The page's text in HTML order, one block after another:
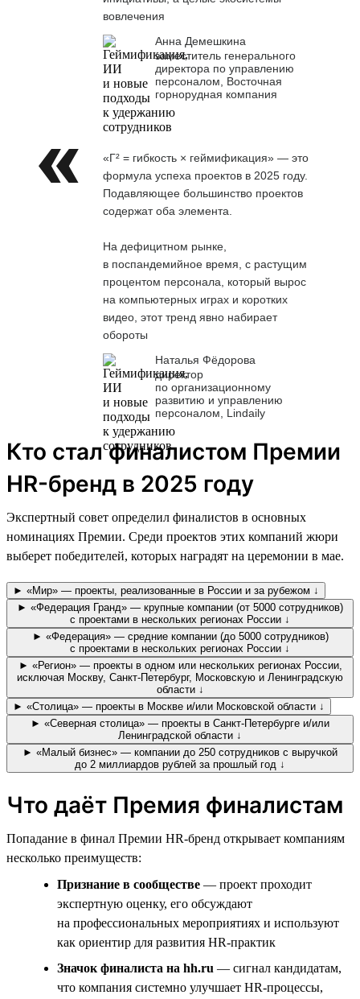
вовлечения
Анна Демешкина
заместитель генерального
директора по управлению
персоналом, Восточная
горнорудная компания
«Г² = гибкость × геймификация» — это
формула успеха проектов в 2025 году.
Подавляющее большинство проектов
содержат оба элемента.
На дефицитном рынке,
в поспандемийное время, с растущим
процентом персонала, который вырос
на компьютерных играх и коротких
видео, этот тренд явно набирает
обороты
Наталья Фёдорова
директор
по организационному
развитию и управлению
персоналом, Lindaily
Кто стал финалистом Премии
HR-бренд в 2025 году
Экспертный совет определил финалистов в основных
номинациях Премии. Среди проектов этих компаний жюри
выберет победителей, которых наградят на церемонии в мае.
► «Мир» — проекты, реализованные в России и за рубежом ↓
► «Федерация Гранд» — крупные компании (от 5000 сотрудников)
с проектами в нескольких регионах России ↓
► «Федерация» — средние компании (до 5000 сотрудников)
с проектами в нескольких регионах России ↓
► «Регион» — проекты в одном или нескольких регионах России,
исключая Москву, Санкт-Петербург, Московскую и Ленинградскую
области ↓
► «Столица» — проекты в Москве и/или Московской области ↓
► «Северная столица» — проекты в Санкт-Петербурге и/или
Ленинградской области ↓
► «Малый бизнес» — компании до 250 сотрудников с выручкой
до 2 миллиардов рублей за прошлый год ↓
Что даёт Премия финалистам
Попадание в финал Премии HR-бренд открывает компаниям
несколько преимуществ:
Признание в сообществе — проект проходит
экспертную оценку, его обсуждают
на профессиональных мероприятиях и используют
как ориентир для развития HR-практик
Значок финалиста на hh.ru — сигнал кандидатам,
что компания системно улучшает HR-процессы,